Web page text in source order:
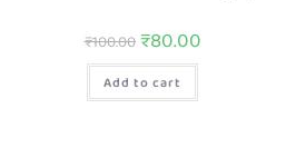
₹100.00 ₹80.00
Add to cart